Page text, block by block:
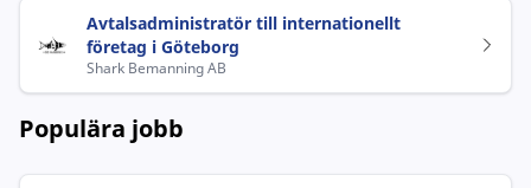
Avtalsadministratör till internationellt
företag i Göteborg
Shark Bemanning AB
Populära jobb